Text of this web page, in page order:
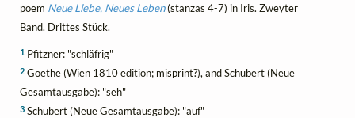
poem Neue Liebe, Neues Leben(stanzas 4-7) in Iris. Zweyter
Band. Drittes Stück.
1 Pfitzner: "schläfrig"
2 Goethe (Wien 1810 edition; misprint?), and Schubert (Neue
Gesamtausgabe): "seh"
3 Schubert (Neue Gesamtausgabe): "auf"